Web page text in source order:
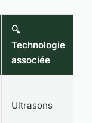
🔍
Technologie
associée
Ultrasons